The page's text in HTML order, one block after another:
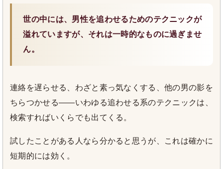
世の中には、男性を追わせるためのテクニックが
溢れていますが、それは一時的なものに過ぎませ
ん。
連絡を遅らせる、わざと素っ気なくする、他の男の影を
ちらつかせる——いわゆる追わせる系のテクニックは、
検索すればいくらでも出てくる。
試したことがある人なら分かると思うが、これは確かに
短期的には効く。